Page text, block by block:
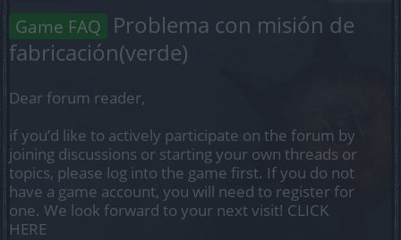
Game FAQ Problema con misión de
fabricación(verde)
Dear forum reader,
if you’d like to actively participate on the forum by
joining discussions or starting your own threads or
topics, please log into the game first. If you do not
have a game account, you will need to register for
one. We look forward to your next visit! CLICK
HERE